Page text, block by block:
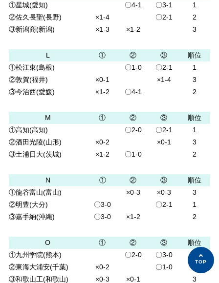
①星城(愛知)
〇4-1 〇3-1
1
②佐久長聖(長野)
×1-4 〇2-1
2
③新潟商(新潟)
×1-3 ×1-2 3
L ① ② ③
順位
①松江東(島根)
〇1-0 〇2-1
1
②敦賀(福井)
×0-1 ×1-4
3
③今治西(愛媛)
×1-2 〇4-1 2
M ① ② ③
順位
①高知(高知)
〇2-0 〇2-1
1
②酒田光陵(山形)
×0-2 ×0-1
3
③土浦日大(茨城)
×1-2 〇1-0 2
N ① ② ③
順位
①龍谷富山(富山)
×0-3 ×0-3
3
②明豊(大分)
〇3-0 〇2-1
1
③嘉手納(沖縄)
〇3-0 ×1-2 2
O ① ② ③
順位
①九州学院(熊本)
〇2-0 〇3-0
②東海大浦安(千葉)
×0-2 〇1-0
③和歌山工(和歌山)
×0-3 ×0-1 3